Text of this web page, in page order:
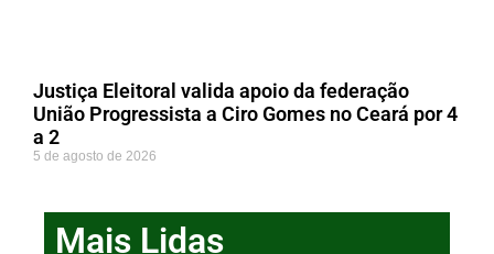
Justiça Eleitoral valida apoio da federação
União Progressista a Ciro Gomes no Ceará por 4
a 2
5 de agosto de 2026
Mais Lidas